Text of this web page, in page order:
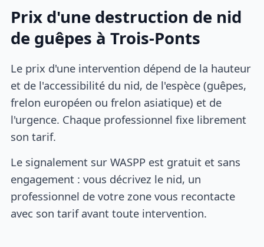
Prix d'une destruction de nid
de guêpes à Trois-Ponts
Le prix d'une intervention dépend de la hauteur
et de l'accessibilité du nid, de l'espèce (guêpes,
frelon européen ou frelon asiatique) et de
l'urgence. Chaque professionnel fixe librement
son tarif.
Le signalement sur WASPP est gratuit et sans
engagement : vous décrivez le nid, un
professionnel de votre zone vous recontacte
avec son tarif avant toute intervention.